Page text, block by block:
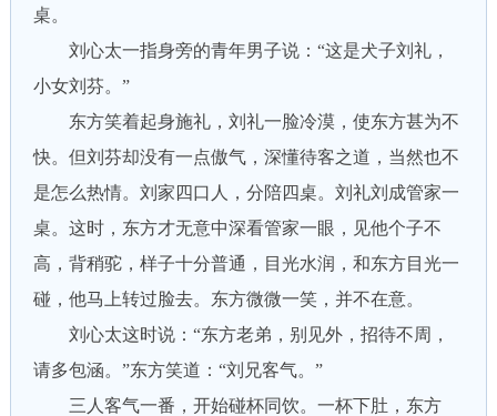
桌。
刘心太一指身旁的青年男子说：“这是犬子刘礼，
小女刘芬。”
东方笑着起身施礼，刘礼一脸冷漠，使东方甚为不
快。但刘芬却没有一点傲气，深懂待客之道，当然也不
是怎么热情。刘家四口人，分陪四桌。刘礼刘成管家一
桌。这时，东方才无意中深看管家一眼，见他个子不
高，背稍驼，样子十分普通，目光水润，和东方目光一
碰，他马上转过脸去。东方微微一笑，并不在意。
刘心太这时说：“东方老弟，别见外，招待不周，
请多包涵。”东方笑道：“刘兄客气。”
三人客气一番，开始碰杯同饮。一杯下肚，东方